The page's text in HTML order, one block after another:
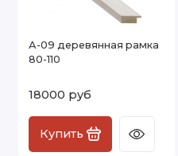
А-09 деревянная рамка
80-110
18000 руб
Купить